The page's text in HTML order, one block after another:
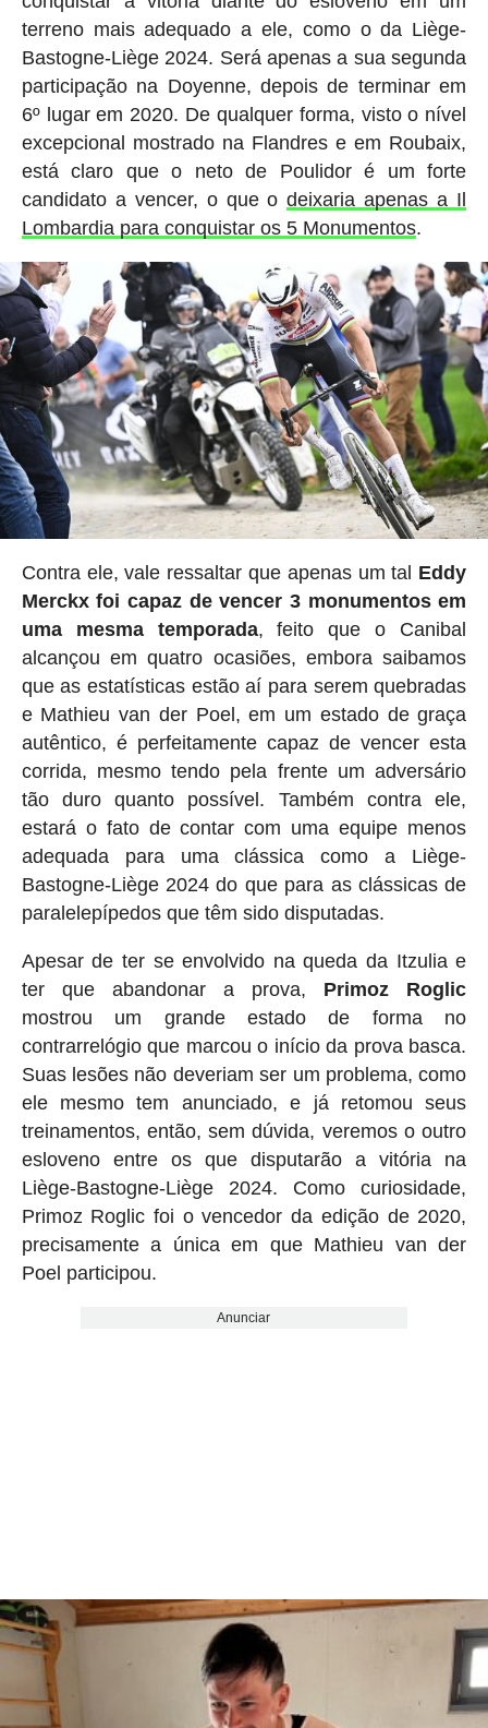
terreno mais adequado a ele, como o da Liège-
Bastogne-Liège 2024. Será apenas a sua segunda
participação na Doyenne, depois de terminar em
6º lugar em 2020. De qualquer forma, visto o nível
excepcional mostrado na Flandres e em Roubaix,
está claro que o neto de Poulidor é um forte
candidato a vencer, o que odeixaria apenas a Il
Lombardia para conquistar os 5 Monumentos.
Contra ele, vale ressaltar que apenas um tal Eddy
Merckx foi capaz de vencer 3 monumentos em
uma mesma temporada, feito que o Canibal
alcançou em quatro ocasiões, embora saibamos
que as estatísticas estão aí para serem quebradas
e Mathieu van der Poel, em um estado de graça
autêntico, é perfeitamente capaz de vencer esta
corrida, mesmo tendo pela frente um adversário
tão duro quanto possível. Também contra ele,
estará o fato de contar com uma equipe menos
adequada para uma clássica como a Liège-
Bastogne-Liège 2024 do que para as clássicas de
paralelepípedos que têm sido disputadas.
Apesar de ter se envolvido na queda da Itzulia e
ter que abandonar a prova, Primoz Roglic
mostrou um grande estado de forma no
contrarrelógio que marcou o início da prova basca.
Suas lesões não deveriam ser um problema, como
ele mesmo tem anunciado, e já retomou seus
treinamentos, então, sem dúvida, veremos o outro
esloveno entre os que disputarão a vitória na
Liège-Bastogne-Liège 2024. Como curiosidade,
Primoz Roglic foi o vencedor da edição de 2020,
precisamente a única em que Mathieu van der
Poel participou.
Anunciar